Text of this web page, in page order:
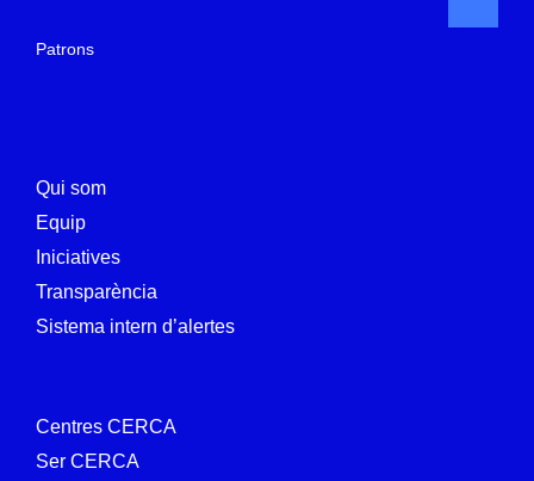
Patrons
Qui som
Equip
Iniciatives
Transparència
Sistema intern d’alertes
Centres CERCA
Ser CERCA